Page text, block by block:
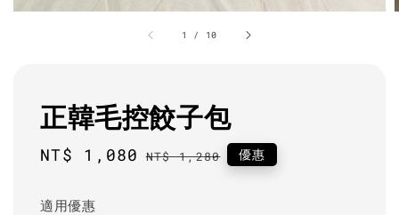
1 / 10
正韓毛控餃子包
Sale
NT$ 1,080 Regular
NT$ 1,280 優惠
適用優惠